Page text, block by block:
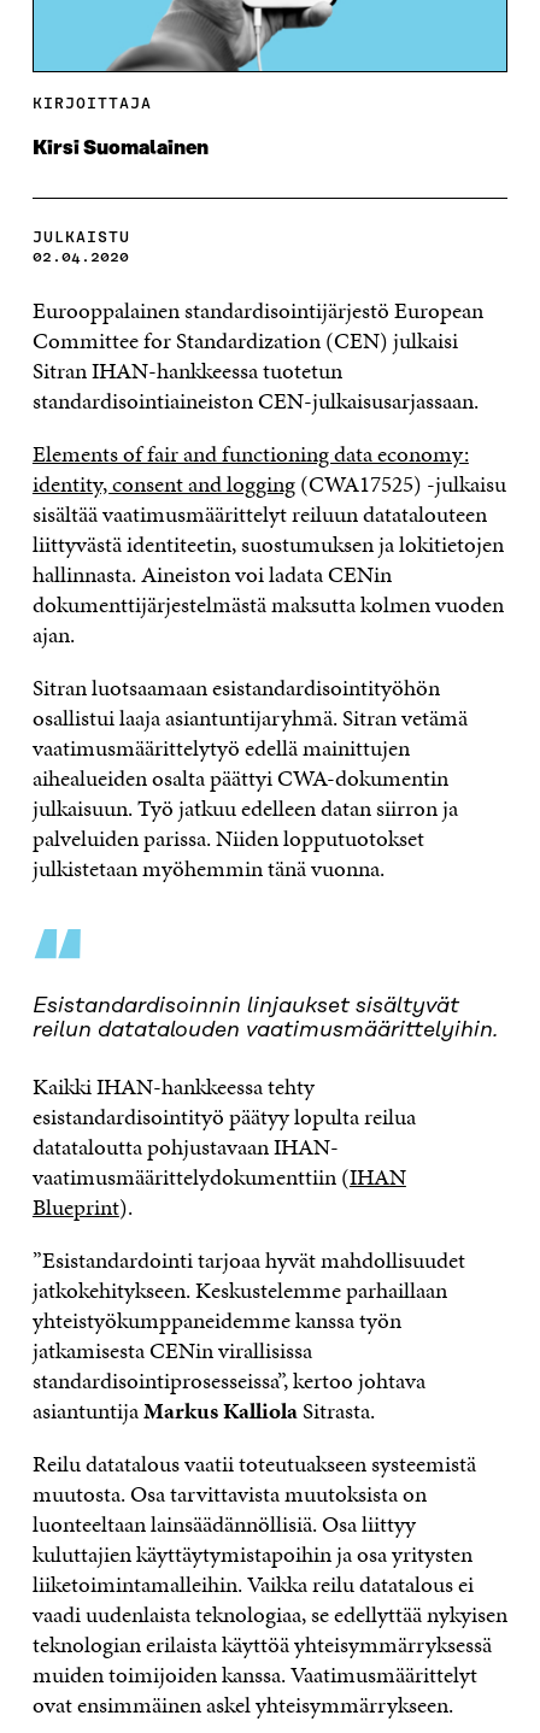
KIRJOITTAJA
Kirsi Suomalainen
JULKAISTU
02.04.2020
Eurooppalainen standardisointijärjestö European
Committee for Standardization (CEN) julkaisi
Sitran IHAN-hankkeessa tuotetun
standardisointiaineiston CEN-julkaisusarjassaan.
Elements of fair and functioning data economy:
identity, consent and logging(CWA17525) -julkaisu
sisältää vaatimusmäärittelyt reiluun datatalouteen
liittyvästä identiteetin, suostumuksen ja lokitietojen
hallinnasta. Aineiston voi ladata CENin
dokumenttijärjestelmästä maksutta kolmen vuoden
ajan.
Sitran luotsaamaan esistandardisointityöhön
osallistui laaja asiantuntijaryhmä. Sitran vetämä
vaatimusmäärittelytyö edellä mainittujen
aihealueiden osalta päättyi CWA-dokumentin
julkaisuun. Työ jatkuu edelleen datan siirron ja
palveluiden parissa. Niiden lopputuotokset
julkistetaan myöhemmin tänä vuonna.
“
Esistandardisoinnin linjaukset sisältyvät
reilun datatalouden vaatimusmäärittelyihin.
Kaikki IHAN-hankkeessa tehty
esistandardisointityö päätyy lopulta reilua
datataloutta pohjustavaan IHAN-
vaatimusmäärittelydokumenttiin (IHAN
Blueprint).
”Esistandardointi tarjoaa hyvät mahdollisuudet
jatkokehitykseen. Keskustelemme parhaillaan
yhteistyökumppaneidemme kanssa työn
jatkamisesta CENin virallisissa
standardisointiprosesseissa”, kertoo johtava
asiantuntijaMarkus KalliolaSitrasta.
Reilu datatalous vaatii toteutuakseen systeemistä
muutosta. Osa tarvittavista muutoksista on
luonteeltaan lainsäädännöllisiä. Osa liittyy
kuluttajien käyttäytymistapoihin ja osa yritysten
liiketoimintamalleihin. Vaikka reilu datatalous ei
vaadi uudenlaista teknologiaa, se edellyttää nykyisen
teknologian erilaista käyttöä yhteisymmärryksessä
muiden toimijoiden kanssa. Vaatimusmäärittelyt
ovat ensimmäinen askel yhteisymmärrykseen.